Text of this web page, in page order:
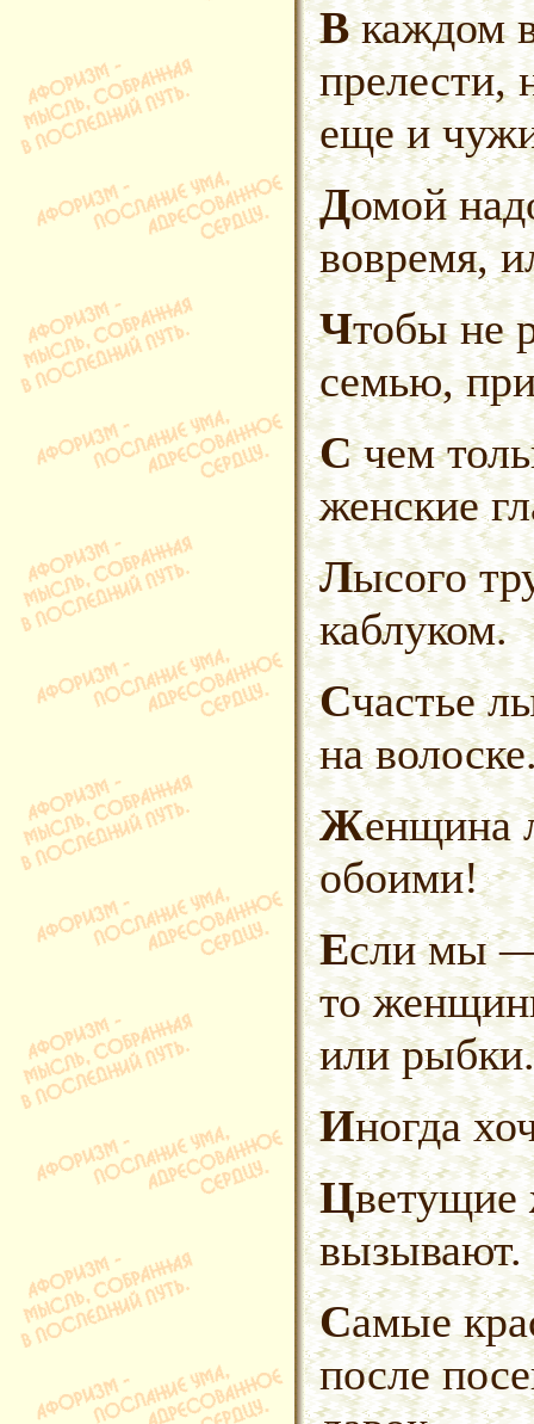
В каждом возрасте свои
прелести,
еще и
Домой надо приходить или
вовремя,
Чтобы не разрушать старую
семью,
С чем только не сравнивают
женские
Лысого трудней держать под
каблуком.
Счастье лысых не может висеть
на
Женщина любит ушами, причем
обоими!
Если мы — от обезьяны,
то
или рыбки.
Иногда
Цветущие женщины аллергии не
вызывают.
Самые красивые дети родятся
после